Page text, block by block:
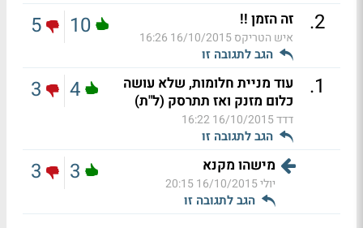
2
. זה הזמן !!
איש הטריקס16/10/2015 16:26
הגב לתגובה זו
10
5
1
.
עוד מניית חלומות, שלא עושה
כלום מזנק ואז תתרסק (ל"ת)
דדד16/10/2015 16:22
הגב לתגובה זו
4
3
מישהו מקנא
יולי16/10/2015 20:15
הגב לתגובה זו
3
3